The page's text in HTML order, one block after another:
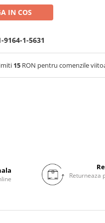
IN COS
9164-1-5631
15 RON pentru comenzile
Returneaza